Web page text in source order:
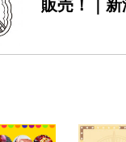
販売！｜